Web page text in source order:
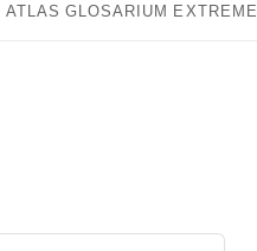
ATLAS GLOSARIUM EXTREME